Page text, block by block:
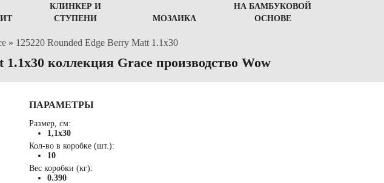
КЛИНКЕР И
СТУПЕНИ
МОЗАИКА
НА БАМБУКОВОЙ
ОСНОВЕ
» 125220 Rounded Edge Berry Matt 1.1x30
коллекция Grace производство Wow
ПАРАМЕТРЫ
Размер, см:
1,1x30
Кол-во в коробке (шт.):
10
Вес коробки (кг):
0.390